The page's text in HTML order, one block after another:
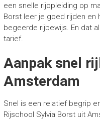
een snelle rijopleiding op
Borst leer je goed rijden en
begeerde rijbewijs. En dat
tarief.
Aanpak snel
Amsterdam
Snel is een relatief begrip
Rijschool Sylvia Borst uit